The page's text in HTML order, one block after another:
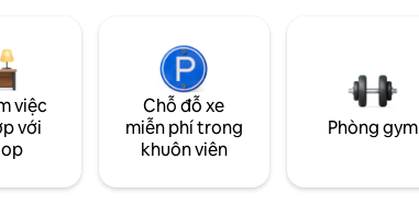
việc
với
Chỗ đỗ xe
miễn phí trong
khuôn viên
Phòng gym